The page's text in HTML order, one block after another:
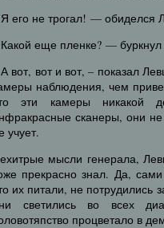
его не трогал! —
еще пленке? —
вот, вот и вот, – показал
наблюдения, чем
эти камеры никакой
сканеры, они не
учует.
мысли генерала,
прекрасно знал. Да,
их питали, не потрудились
светились во всех
процветало в